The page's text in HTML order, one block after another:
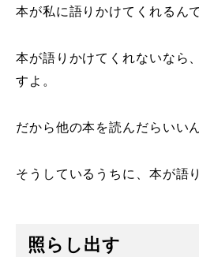
本が私に語りかけてくれるんで
本が語りかけてくれないなら
すよ。
だから他の本を読んだらいいん
そうしているうちに、本が語
照らし出す